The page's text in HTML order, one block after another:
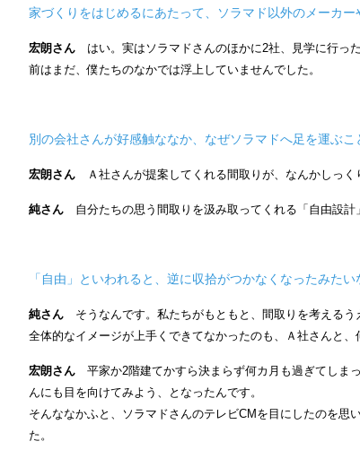
家づくりをはじめるにあたって、ソラマド以外のメーカ
宏朗さん
はい。実はソラマドさんのほかに2社、見学に行っ
前はまだ、僕たちのなかでは浮上していませんでした。
別の会社さんが好感触ななか、なぜソラマドへ足を運ぶこ
宏朗さん Ａ社さんが提案してくれる間取りが、なんかしっ
純さん 自分たちの思う間取りを汲み取ってくれる「自由設
「自由」といわれると、逆に収拾がつかなくなったみたい
純さん
そうなんです。私たちがもともと、間取りを考える
全体的なイメージが上手くできてなかったのも、Ａ社さんと
宏朗さん
平家か2階建てかすら決まらず何カ月も過ぎてしま
んにも目を向けてみよう、となったんです。
そんななかふと、ソラマドさんのテレビCMを目にしたのを
た。